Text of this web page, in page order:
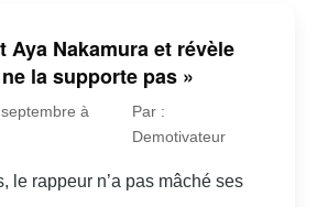
Aya Nakamura et révèle
la supporte pas »
à
Par :
Demotivateur
le rappeur n’a pas mâché ses